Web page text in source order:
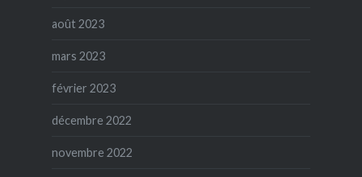
août 2023
mars 2023
février 2023
décembre 2022
novembre 2022